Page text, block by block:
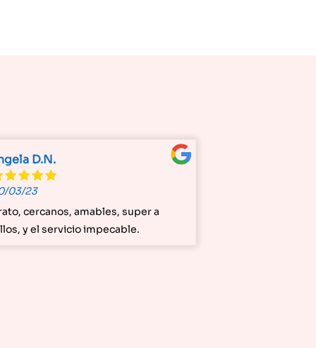
D.N.
03/23
cercanos, amables, super a
y el servicio impecable.